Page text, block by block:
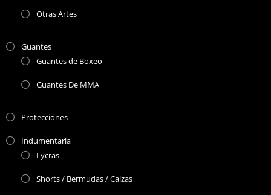
Otras Artes
Guantes
Guantes de Boxeo
Guantes De MMA
Protecciones
Indumentaria
Lycras
Shorts / Bermudas / Calzas